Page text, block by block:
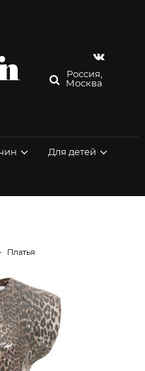
Россия,
Москва
Для детей
Платья